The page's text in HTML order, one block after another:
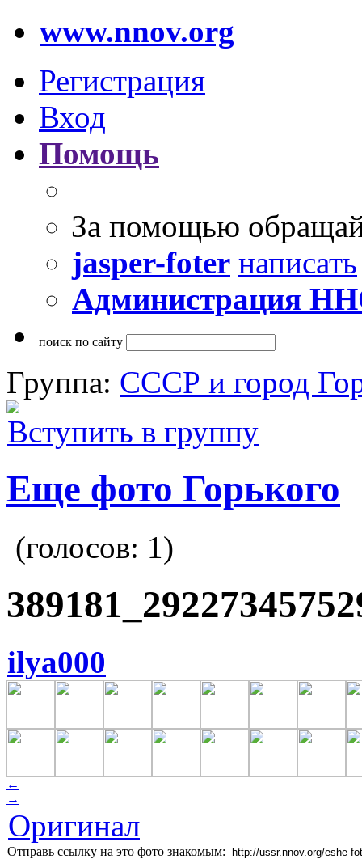
www.nnov.org
Регистрация
Вход
Помощь
За помощью
jasper-foter написать
Администрация
поиск по сайту
Группа: СССР и город
Вступить в группу
Еще фото Горького
(голосов: 1)
ilya000
←
→
Оригинал
Отправь ссылку на это фото знакомым: